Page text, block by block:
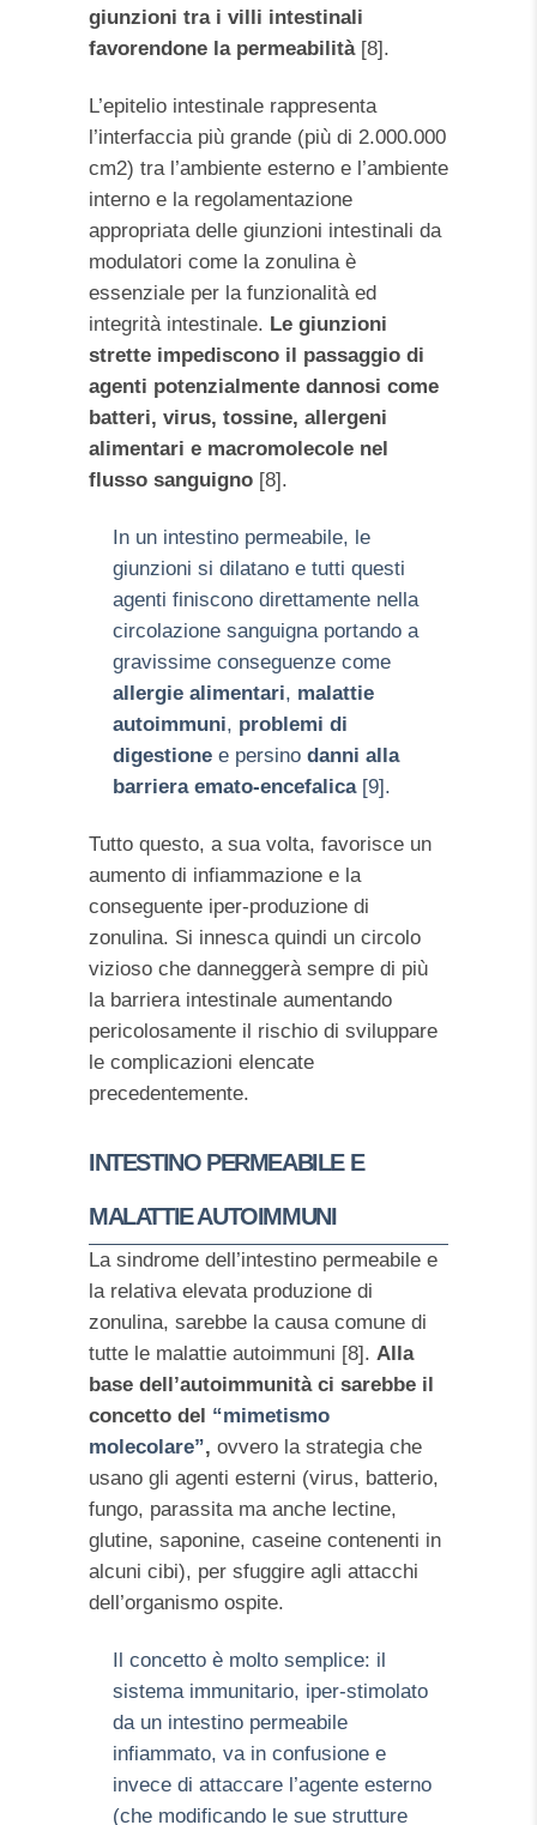
giunzioni tra i villi intestinali
favorendone la permeabilità [8].
L’epitelio intestinale rappresenta
l’interfaccia più grande (più di 2.000.000
cm2) tra l’ambiente esterno e l’ambiente
interno e la regolamentazione
appropriata delle giunzioni intestinali da
modulatori come la zonulina è
essenziale per la funzionalità ed
integrità intestinale. Le giunzioni
strette impediscono il passaggio di
agenti potenzialmente dannosi come
batteri, virus, tossine, allergeni
alimentari e macromolecole nel
flusso sanguigno [8].
In un intestino permeabile, le
giunzioni si dilatano e tutti questi
agenti finiscono direttamente nella
circolazione sanguigna portando a
gravissime conseguenze come
allergie alimentari, malattie
autoimmuni, problemi di
digestione e persino danni alla
barriera emato-encefalica[9].
Tutto questo, a sua volta, favorisce un
aumento di infiammazione e la
conseguente iper-produzione di
zonulina. Si innesca quindi un circolo
vizioso che danneggerà sempre di più
la barriera intestinale aumentando
pericolosamente il rischio di sviluppare
le complicazioni elencate
precedentemente.
INTESTINO PERMEABILE E
MALATTIE AUTOIMMUNI
La sindrome dell’intestino permeabile e
la relativa elevata produzione di
zonulina, sarebbe la causa comune di
tutte le malattie autoimmuni [8]. Alla
base dell’autoimmunità ci sarebbe il
concetto del “mimetismo
molecolare”, ovvero la strategia che
usano gli agenti esterni (virus, batterio,
fungo, parassita ma anche lectine,
glutine, saponine, caseine contenenti in
alcuni cibi), per sfuggire agli attacchi
dell’organismo ospite.
Il concetto è molto semplice: il
sistema immunitario, iper-stimolato
da un intestino permeabile
infiammato, va in confusione e
invece di attaccare l’agente esterno
(che modificando le sue strutture